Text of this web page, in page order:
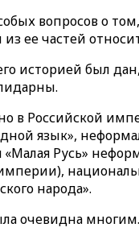
вопросов о
ее частей
историей был
в Российской
язык»,
«Малая Русь»
народа».
очевидна